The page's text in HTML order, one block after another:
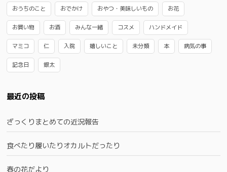
おうちのこと おでかけ おやつ・美味しいもの お花
お買い物 お酒 みんな一緒 コスメ ハンドメイド
マミコ 仁 入院 嬉しいこと 未分類 本 病気の事
記念日 銀太
最近の投稿
ざっくりまとめての近況報告
食べたり履いたりオカルトだったり
春の花だより